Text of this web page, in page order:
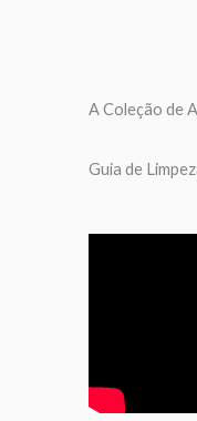
A Coleção de
Guia de